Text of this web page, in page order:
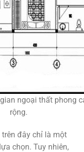
ngoại thất phong
rộng.
đây chỉ là một
chọn. Tuy nhiên,